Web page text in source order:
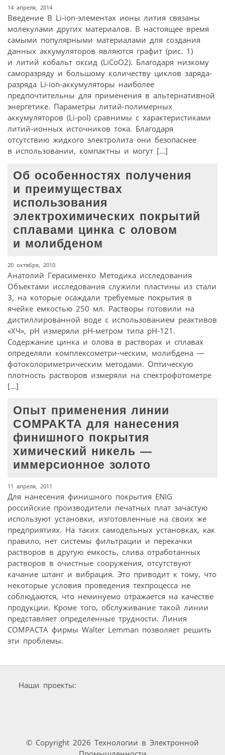
14 апреля, 2014
Введение В Li-ion-элементах ионы лития связаны
молекулами других материалов. В настоящее время
самыми популярными материалами для создания
данных аккумуляторов являются графит (рис. 1)
и литий кобальт оксид (LiCoO2). Благодаря низкому
саморазряду и большому количеству циклов заряда-
разряда Li-ion-аккумуляторы наиболее
предпочтительны для применения в альтернативной
энергетике. Параметры литий-полимерных
аккумуляторов (Li-pol) сравнимы с характеристиками
литий-ионных источников тока. Благодаря
отсутствию жидкого электролита они безопаснее
в использовании, компактны и могут […]
Об особенностях получения
и преимуществах
использования
электрохимических покрытий
сплавами цинка с оловом
и молибденом
20 октября, 2010
Анатолий Герасименко Методика исследования
Объектами исследования служили пластины из стали
3, на которые осаждали требуемые покрытия в
ячейке емкостью 250 мл. Растворы готовили на
дистиллированной воде с использованием реактивов
«ХЧ», рН измеряли рН-метром типа рН-121.
Содержание цинка и олова в растворах и сплавах
определяли комплексометри-ческим, молибдена —
фотоколориметрическим методами. Оптическую
плотность растворов измеряли на спектрофотометре
[…]
Опыт применения линии
COMPAKTA для нанесения
финишного покрытия
химический никель —
иммерсионное золото
11 апреля, 2011
Для нанесения финишного покрытия ENIG
российские производители печатных плат зачастую
используют установки, изготовленные на своих же
предприятиях. На таких самодельных установках, как
правило, нет системы фильтрации и перекачки
растворов в другую емкость, слива отработанных
растворов в очистные сооружения, отсутствуют
качание штанг и вибрация. Это приводит к тому, что
некоторые условия проведения техпроцесса не
соблюдаются, что неминуемо отражается на качестве
продукции. Кроме того, обслуживание такой линии
представляет определенные трудности. Линия
COMPACTA фирмы Walter Lemman позволяет решить
эти проблемы.
Наши проекты:
© Copyright 2026 Технологии в Электронной